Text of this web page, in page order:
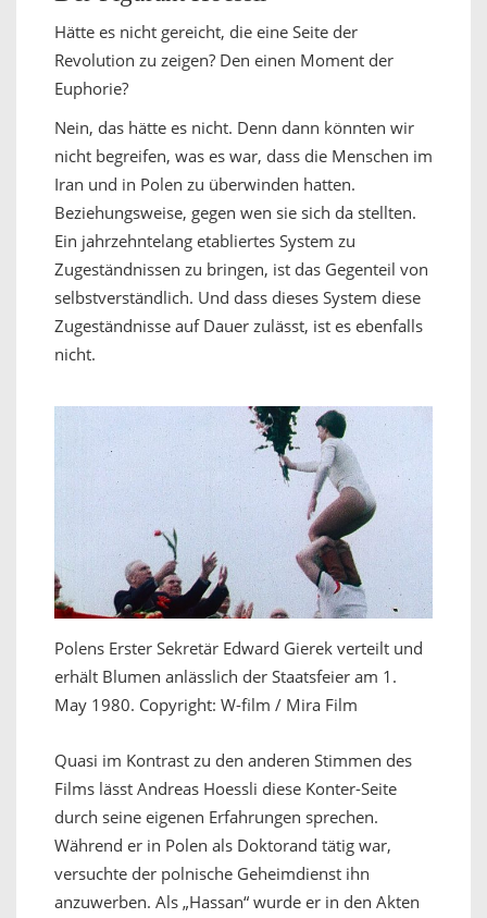
Hätte es nicht gereicht, die eine Seite der
Revolution zu zeigen? Den einen Moment der
Euphorie?
Nein, das hätte es nicht. Denn dann könnten wir
nicht begreifen, was es war, dass die Menschen im
Iran und in Polen zu überwinden hatten.
Beziehungsweise, gegen wen sie sich da stellten.
Ein jahrzehntelang etabliertes System zu
Zugeständnissen zu bringen, ist das Gegenteil von
selbstverständlich. Und dass dieses System diese
Zugeständnisse auf Dauer zulässt, ist es ebenfalls
nicht.
Polens Erster Sekretär Edward Gierek verteilt und
erhält Blumen anlässlich der Staatsfeier am 1.
May 1980. Copyright: W-film / Mira Film
Quasi im Kontrast zu den anderen Stimmen des
Films lässt Andreas Hoessli diese Konter-Seite
durch seine eigenen Erfahrungen sprechen.
Während er in Polen als Doktorand tätig war,
versuchte der polnische Geheimdienst ihn
anzuwerben. Als „Hassan“ wurde er in den Akten